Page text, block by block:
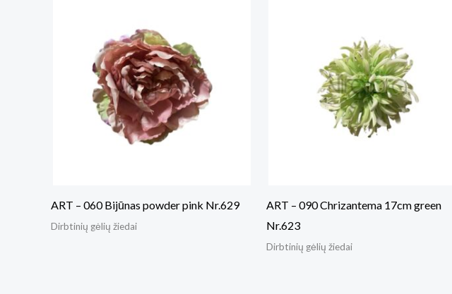
ART – 060 Bijūnas powder pink Nr.629
Dirbtinių gėlių žiedai
ART – 090 Chrizantema 17cm green
Nr.623
Dirbtinių gėlių žiedai